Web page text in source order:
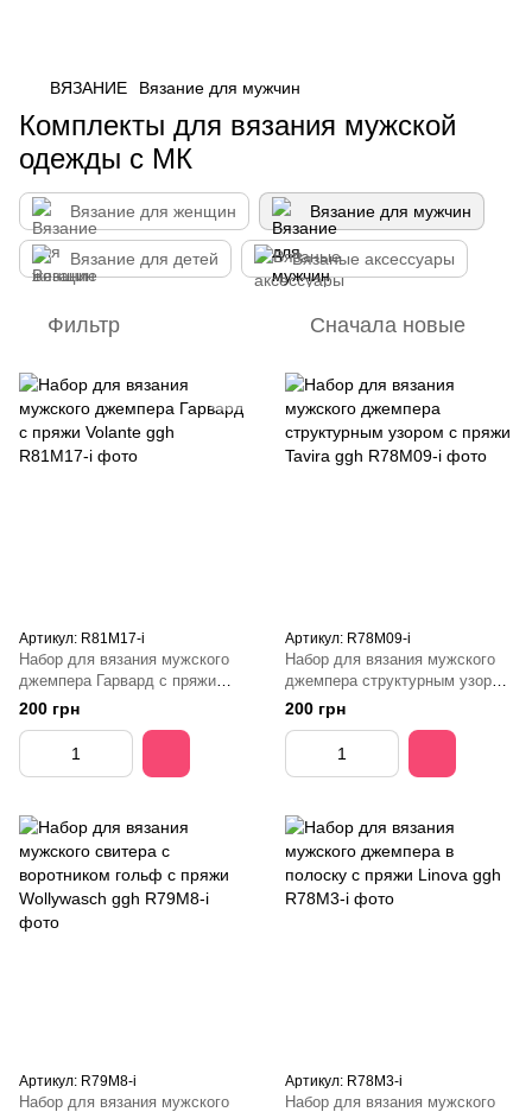
ВЯЗАНИЕ Вязание для мужчин
Комплекты для вязания мужской
одежды с МК
Вязание для женщин Вязание для мужчин
Вязание для детей Вязаные аксессуары
Фильтр Сначала новые
Артикул: R81M17-і
Набор для вязания мужского
джемпера Гарвард с пряжи
Volante ggh
200 грн
Артикул: R78M09-і
Набор для вязания мужского
джемпера структурным узором
с пряжи Tavira ggh
200 грн
Артикул: R79M8-і
Набор для вязания мужского
Артикул: R78M3-і
Набор для вязания мужского